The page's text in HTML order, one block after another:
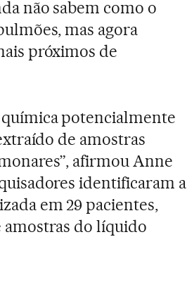
não sabem como o
mas agora
próximos de
potencialmente
de amostras
afirmou Anne
identificaram a
em 29 pacientes,
do líquido